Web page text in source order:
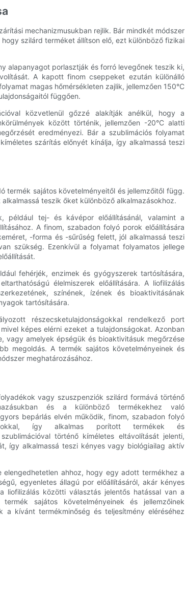
mechanizmusukban rejlik. Bár mindkét módszer
szilárd terméket állítson elő, ezt különböző fizikai
alapanyagot porlasztják és forró levegőnek teszik ki,
A kapott finom cseppeket ezután különálló
magas hőmérsékleten zajlik, jellemzően 150°C
függően.
közvetlenül gőzzé alakítják anélkül, hogy a
között történik, jellemzően -20°C alatti
eredményezi. Bár a szublimációs folyamat
szárítás előnyét kínálja, így alkalmassá teszi
termék sajátos követelményeitől és jellemzőitől függ.
teszik őket különböző alkalmazásokhoz.
például tej- és kávépor előállításánál, valamint a
A finom, szabadon folyó porok előállítására
-forma és -sűrűség felett, jól alkalmassá teszi
szükség. Ezenkívül a folyamat folyamatos jellege
fehérjék, enzimek és gyógyszerek tartósítására,
élelmiszerek előállítására. A liofilizálás
színének, ízének és bioaktivitásának
tartósítására.
részecsketulajdonságokkal rendelkező port
képes elérni ezeket a tulajdonságokat. Azonban
vagy amelyek épségük és bioaktivitásuk megőrzése
megoldás. A termék sajátos követelményeinek és
meghatározásához.
vagy szuszpenziók szilárd formává történő
és a különböző termékekhez való
bepárlás elvén működik, finom, szabadon folyó
így alkalmas porított termékek és
történő kíméletes eltávolítását jelenti,
így alkalmassá teszi kényes vagy biológiailag aktív
ahhoz, hogy egy adott termékhez a
egyenletes állagú por előállításáról, akár kényes
közötti választás jelentős hatással van a
sajátos követelményeinek és jellemzőinek
kívánt termékminőség és teljesítmény eléréséhez